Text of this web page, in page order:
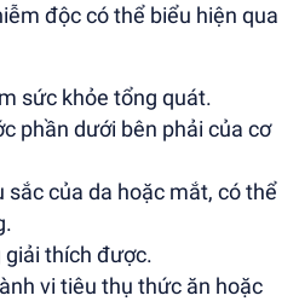
độc có thể biểu hiện qua
sức khỏe tổng quát.
phần dưới bên phải của cơ
của da hoặc mắt, có thể
thích được.
vi tiêu thụ thức ăn hoặc